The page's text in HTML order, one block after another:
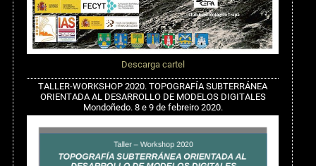
Descarga cartel
TALLER-WORKSHOP 2020. TOPOGRAFÍA SUBTERRÁNEA
ORIENTADA AL DESARROLLO DE MODELOS DIGITALES
Mondoñedo. 8 e 9 de febreiro 2020.